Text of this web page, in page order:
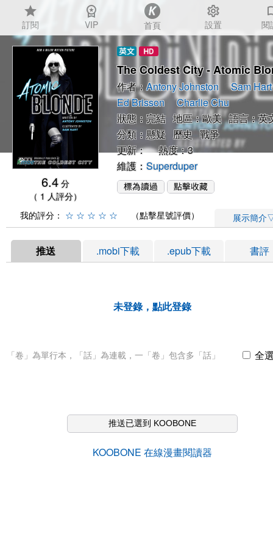
star
訂閱
workspace_premium
VIP 首頁
settings
設置 閱
6.4 分
（ 1 人評分）
The Coldest City - Atomic
作者：Antony Johnston
Sam Hart
Ed Brisson
Charlie Chu
狀態：完結 地區：歐美 語言：英
分類：懸疑 歷史 戰爭
更新： 熱度：3
維護： Superduper
我的評分： ☆ ☆ ☆ ☆ ☆ （點擊星號評價） 展示簡介
推送 .mobi下載 .epub下載 書評
未登錄，點此登錄
「卷」為單行本，「話」為連載，一「卷」包含多「話」 全
推送已選到 KOOBONE
KOOBONE 在線漫畫閱讀器